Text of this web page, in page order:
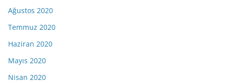
Ağustos 2020
Temmuz 2020
Haziran 2020
Mayıs 2020
Nisan 2020